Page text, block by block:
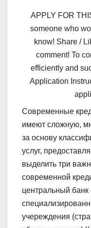
APPLY FOR
someone who
know! Share /
comment! To
efficiently and
Application
Современные
имеют сложную,
за основу
услуг,
выделить три
современной
центральный
учереждения